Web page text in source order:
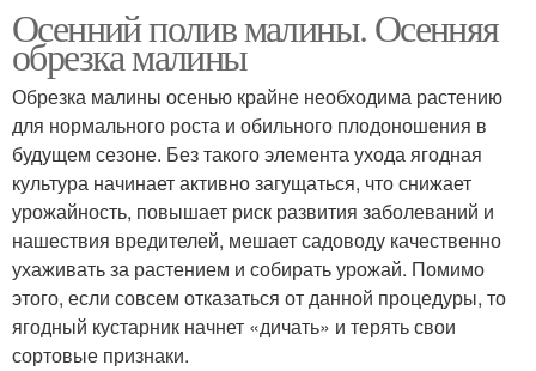
Осенний полив малины. Осенняя
обрезка малины
Обрезка малины осенью крайне необходима растению
для нормального роста и обильного плодоношения в
будущем сезоне. Без такого элемента ухода ягодная
культура начинает активно загущаться, что снижает
урожайность, повышает риск развития заболеваний и
нашествия вредителей, мешает садоводу качественно
ухаживать за растением и собирать урожай. Помимо
этого, если совсем отказаться от данной процедуры, то
ягодный кустарник начнет «дичать» и терять свои
сортовые признаки.